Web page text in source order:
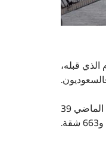
الماضي بنسبة 78.4% مقارنة بالعام الذي قبله،
وبحسب إحصائية جديدة صادرة عن هيئة الإحصاء التركية اليوم الأربعاء، بلغ عدد الشقق السكنية المُباعة للأجانب العام الماضي 39